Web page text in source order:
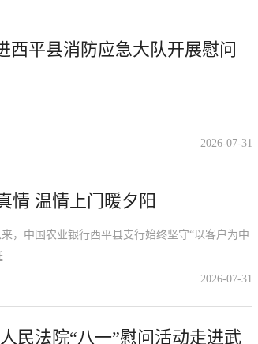
西平县消防应急大队开展慰问
2026-07-31
情 温情上门暖夕阳
中国农业银行西平县支行始终坚守“以客户为中
2026-07-31
民法院“八一”慰问活动走进武